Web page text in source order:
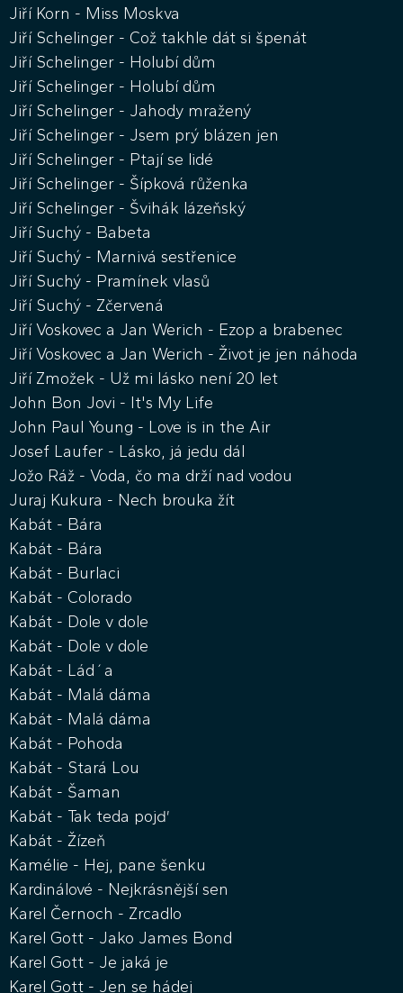
Jiří Korn - Miss Moskva
Jiří Schelinger - Což takhle dát si špenát
Jiří Schelinger - Holubí dům
Jiří Schelinger - Holubí dům
Jiří Schelinger - Jahody mražený
Jiří Schelinger - Jsem prý blázen jen
Jiří Schelinger - Ptají se lidé
Jiří Schelinger - Šípková růženka
Jiří Schelinger - Švihák lázeňský
Jiří Suchý - Babeta
Jiří Suchý - Marnivá sestřenice
Jiří Suchý - Pramínek vlasů
Jiří Suchý - Zčervená
Jiří Voskovec a Jan Werich - Ezop a brabenec
Jiří Voskovec a Jan Werich - Život je jen náhoda
Jiří Zmožek - Už mi lásko není 20 let
John Bon Jovi - It's My Life
John Paul Young - Love is in the Air
Josef Laufer - Lásko, já jedu dál
Jožo Ráž - Voda, čo ma drží nad vodou
Juraj Kukura - Nech brouka žít
Kabát - Bára
Kabát - Bára
Kabát - Burlaci
Kabát - Colorado
Kabát - Dole v dole
Kabát - Dole v dole
Kabát - Lád´a
Kabát - Malá dáma
Kabát - Malá dáma
Kabát - Pohoda
Kabát - Stará Lou
Kabát - Šaman
Kabát - Tak teda pojď
Kabát - Žízeň
Kamélie - Hej, pane šenku
Kardinálové - Nejkrásnější sen
Karel Černoch - Zrcadlo
Karel Gott - Jako James Bond
Karel Gott - Je jaká je
Karel Gott - Jen se hádej